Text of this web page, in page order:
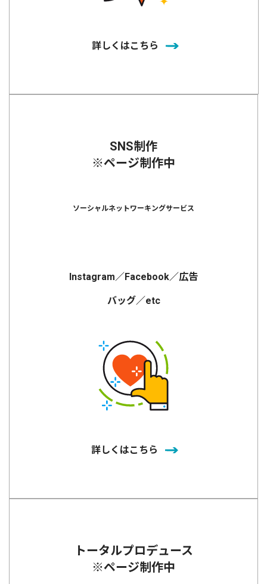
詳しくはこちら
SNS制作
※ページ制作中
ソーシャルネットワーキングサービス
Instagram／Facebook／広告
バッグ／etc
詳しくはこちら
トータルプロデュース
※ページ制作中